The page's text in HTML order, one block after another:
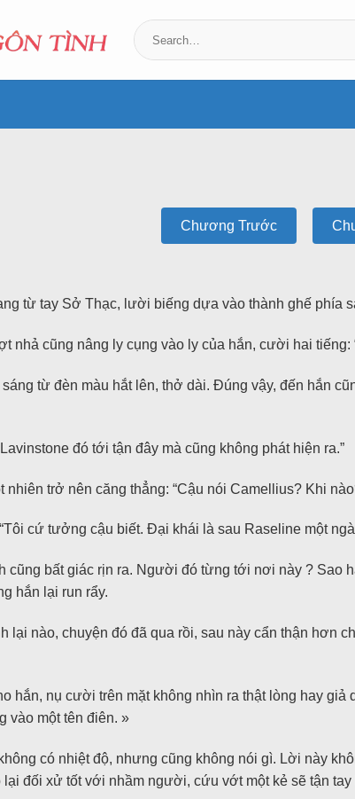
Chương Trước
từ tay Sở Thạc, lười biếng dựa vào thành ghế phía
nhả cũng nâng ly cụng vào ly của hắn, cười hai
từ đèn màu hắt lên, thở dài. Đúng vậy, đến hắn
đó tới tận đây mà cũng không phát hiện ra.”
nhiên trở nên căng thẳng: “Cậu nói Camellius? Khi
cứ tưởng cậu biết. Đại khái là sau Raseline một
cũng bất giác rịn ra. Người đó từng tới nơi này ? Sao
hắn lại run rẩy.
lại nào, chuyện đó đã qua rồi, sau này cẩn thận hơn
hắn, nụ cười trên mặt không nhìn ra thật lòng hay
vào một tên điên. »
có nhiệt độ, nhưng cũng không nói gì. Lời này
đối xử tốt với nhầm người, cứu vớt một kẻ sẽ tận